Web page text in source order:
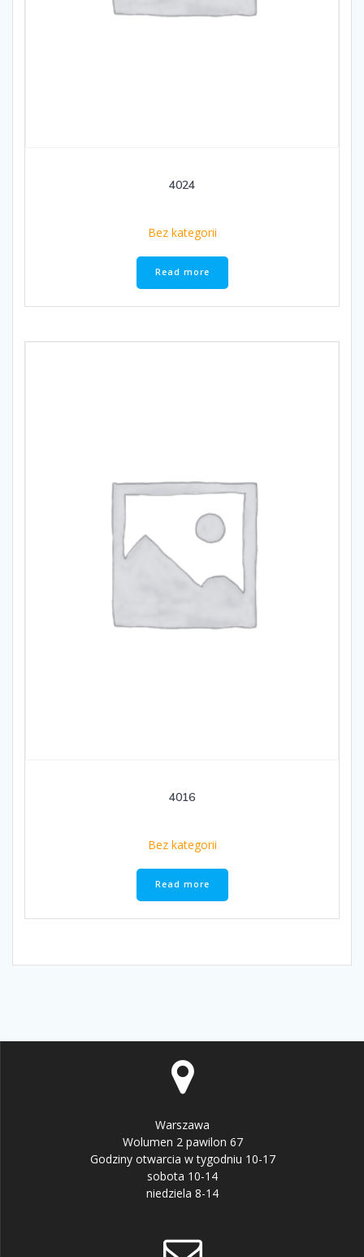
4024
Bez kategorii
Read more
4016
Bez kategorii
Read more
Warszawa
Wolumen 2 pawilon 67
Godziny otwarcia w tygodniu 10-17
sobota 10-14
niedziela 8-14